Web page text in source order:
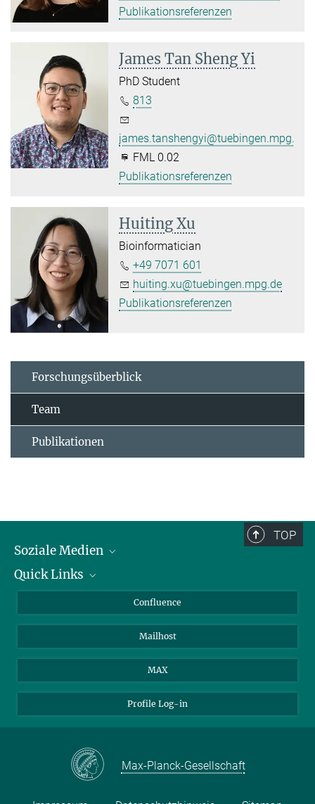
Publikationsreferenzen
James Tan Sheng Yi
PhD Student
813
james.tanshengyi@tuebingen.mpg.de
FML 0.02
Publikationsreferenzen
Huiting Xu
Bioinformatician
+49 7071 601
huiting.xu@tuebingen.mpg.de
Publikationsreferenzen
Forschungsüberblick
Team
Publikationen
TOP
Soziale Medien
LinkedIn
YouTube
Quick Links
Über Tiere in der Forschung
Ihr Weg zu uns
Confluence
Mailhost
MAX
Profile Log-in
Max-Planck-Gesellschaft